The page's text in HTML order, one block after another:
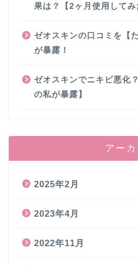
果は？【2ヶ月使用してみ
ゼオスキンの口コミを【
が暴露！
ゼオスキンでニキビ悪化
の私が暴露】
アー
2025年2月
2023年4月
2022年11月